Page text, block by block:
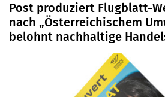
Post produziert Flugblatt-
nach „Österreichischem
belohnt nachhaltige